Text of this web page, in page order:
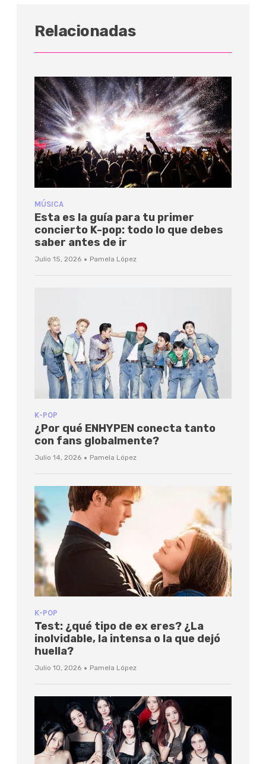
Relacionadas
MÚSICA
Esta es la guía para tu primer
concierto K-pop: todo lo que debes
saber antes de ir
Julio 15, 2026 · Pamela López
K-POP
¿Por qué ENHYPEN conecta tanto
con fans globalmente?
Julio 14, 2026 · Pamela López
K-POP
Test: ¿qué tipo de ex eres? ¿La
inolvidable, la intensa o la que dejó
huella?
Julio 10, 2026 · Pamela López